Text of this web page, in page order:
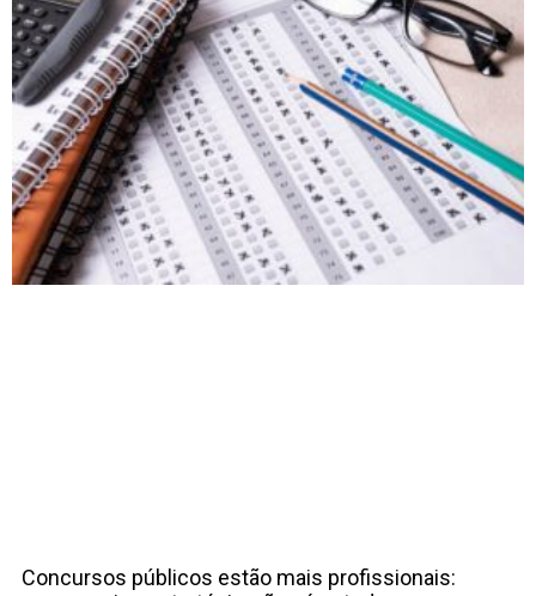
Concursos públicos estão mais profissionais: